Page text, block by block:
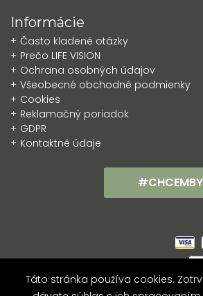
Informácie
Často kladené otázky
Prečo LIFE VISION
Ochrana osobných údajov
Všeobecné obchodné podmienky
Cookies
Reklamačný poriadok
GDPR
Kontaktné údaje
Táto stránka používa cookies.